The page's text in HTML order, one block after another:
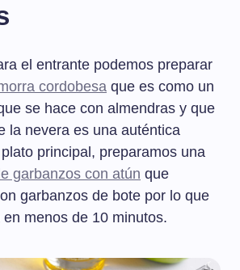
el entrante podemos preparar
cordobesa que es como un
se hace con almendras y que
la nevera es una auténtica
principal, preparamos una
garbanzos con atún que
garbanzos de bote por lo que
menos de 10 minutos.